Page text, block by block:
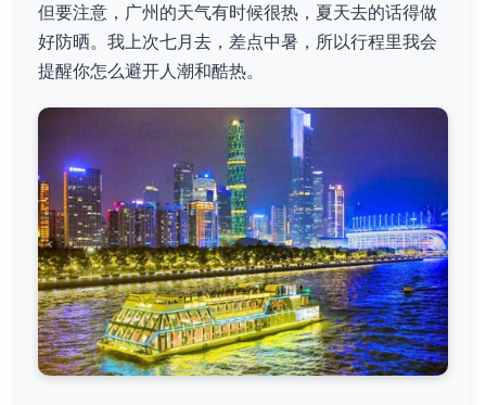
但要注意，广州的天气有时候很热，夏天去的话得做
好防晒。我上次七月去，差点中暑，所以行程里我会
提醒你怎么避开人潮和酷热。